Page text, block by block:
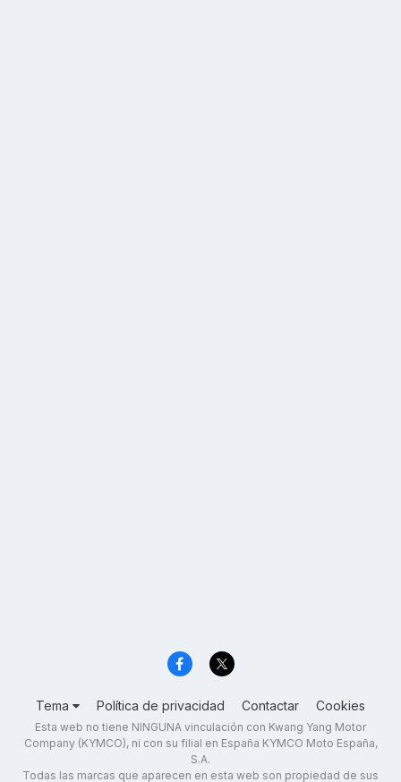
Tema Política de privacidad Contactar Cookies
Esta web no tiene NINGUNA vinculación con Kwang Yang Motor
Company (KYMCO), ni con su filial en España KYMCO Moto España,
S.A.
Todas las marcas que aparecen en esta web son propiedad de sus